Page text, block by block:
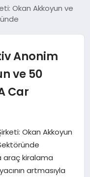
Okan Akkoyun ve
Anonim
ve 50
Car
Okan Akkoyun
araç kiralama
artmasıyla